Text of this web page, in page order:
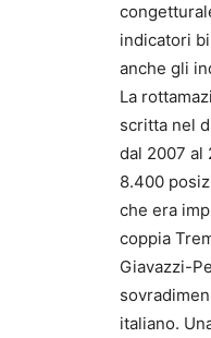
indicatori
anche gli
La
scritta nel
dal 2007 al
8.400
che era
coppia
Giavazzi-
italiano.